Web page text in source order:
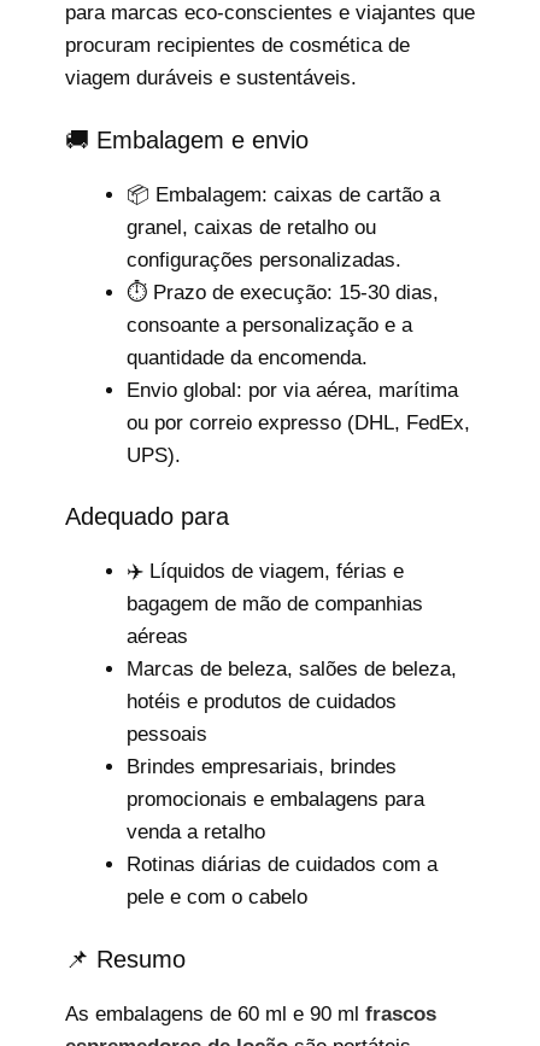
para marcas eco-conscientes e viajantes que
procuram recipientes de cosmética de
viagem duráveis e sustentáveis.
🚚 Embalagem e envio
📦 Embalagem: caixas de cartão a
granel, caixas de retalho ou
configurações personalizadas.
⏱️ Prazo de execução: 15-30 dias,
consoante a personalização e a
quantidade da encomenda.
Envio global: por via aérea, marítima
ou por correio expresso (DHL, FedEx,
UPS).
Adequado para
✈️ Líquidos de viagem, férias e
bagagem de mão de companhias
aéreas
Marcas de beleza, salões de beleza,
hotéis e produtos de cuidados
pessoais
Brindes empresariais, brindes
promocionais e embalagens para
venda a retalho
Rotinas diárias de cuidados com a
pele e com o cabelo
📌 Resumo
As embalagens de 60 ml e 90 ml frascos